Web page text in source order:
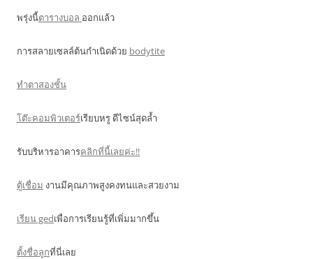
พรุ่งนี้ตารางบอล ออกแล้ว
การสลายเซลล์ต้นกำเนิดด้วย bodytite
ทำตาสองชั้น
โต๊ะคอมพิวเตอร์เรียบหรู ดีไซน์สุดล้ำ
รับบริหารอาคารคลิกที่นี้เลยค่ะ!!
ตู้เชื่อม งานมีคุณภาพสูงคงทนและสวยงาม
เรียน gedเพื่อการเรียนรู้ที่เพิ่มมากขึ้น
ตั้งชื่อลูกที่นี่เลย